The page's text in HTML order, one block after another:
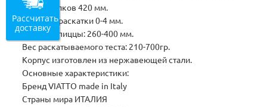
Длина валков 420 мм.
Толщина раскатки 0-4 мм.
Диаметр пиццы: 260-400 мм.
Вес раскатываемого теста: 210-700гр.
Корпус изготовлен из нержавеющей стали.
Основные характеристики:
Бренд VIATTO made in Italy
Страны мира ИТАЛИЯ
Рассчитать
доставку